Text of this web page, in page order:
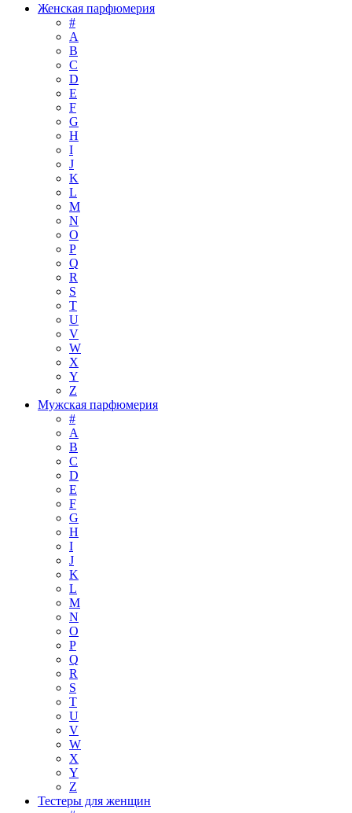
Женская парфюмерия
#
А
B
C
D
E
F
G
H
I
J
K
L
M
N
O
P
Q
R
S
T
U
V
W
X
Y
Z
Мужская парфюмерия
#
A
B
C
D
E
F
G
H
I
J
K
L
M
N
O
P
Q
R
S
T
U
V
W
X
Y
Z
Тестеры для женщин